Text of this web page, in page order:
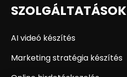
SZOLGÁLTATÁSOK
AI videó készítés
Marketing stratégia készítés